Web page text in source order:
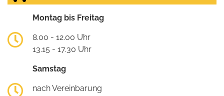
Montag bis Freitag
8.00 - 12.00 Uhr
13.15 - 17.30 Uhr
Samstag
nach Vereinbarung